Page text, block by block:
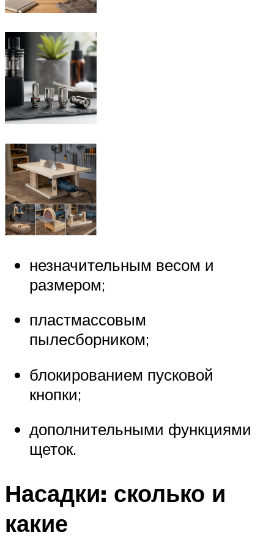
незначительным весом и
размером;
пластмассовым
пылесборником;
блокированием пусковой
кнопки;
дополнительными функциями
щеток.
Насадки: сколько и
какие